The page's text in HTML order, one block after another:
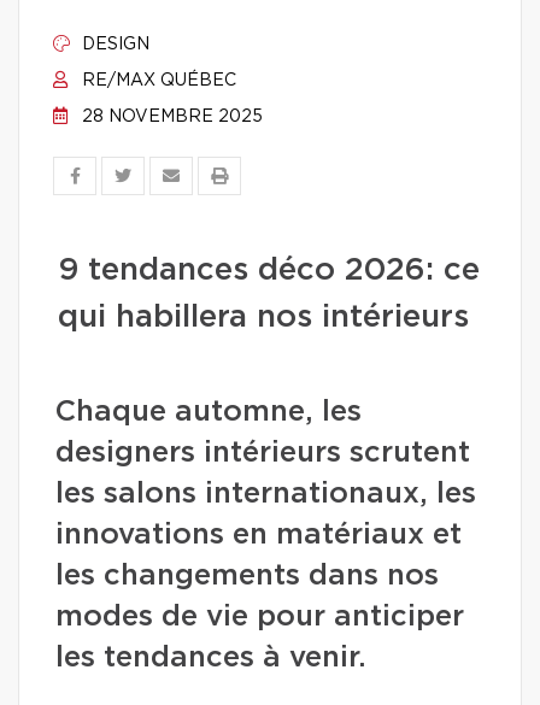
DESIGN
RE/MAX QUÉBEC
28 NOVEMBRE 2025
9 tendances déco 2026: ce
qui habillera nos intérieurs
Chaque automne, les
designers intérieurs scrutent
les salons internationaux, les
innovations en matériaux et
les changements dans nos
modes de vie pour anticiper
les tendances à venir.